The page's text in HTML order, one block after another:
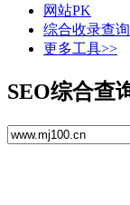
网站PK
综合收录查询
更多工具>>
SEO综合查